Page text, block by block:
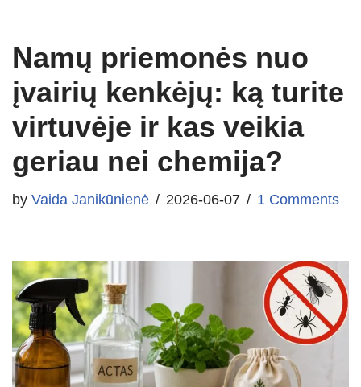
Namų priemonės nuo
įvairių kenkėjų: ką turite
virtuvėje ir kas veikia
geriau nei chemija?
by Vaida Janikūnienė 2026-06-07 1 Comments